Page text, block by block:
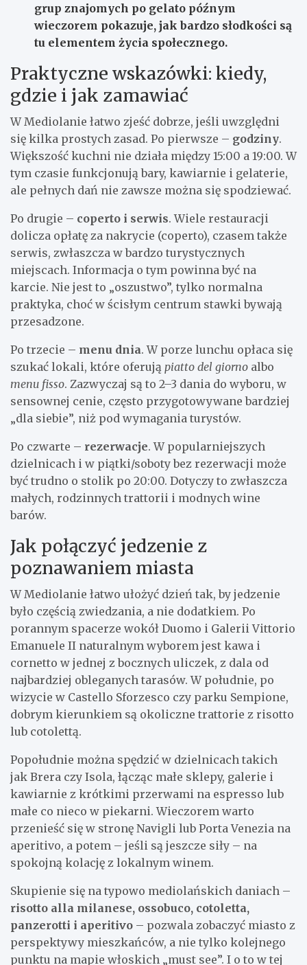
grup znajomych po gelato późnym
wieczorem pokazuje, jak bardzo słodkości są
tu elementem życia społecznego.
Praktyczne wskazówki: kiedy,
gdzie i jak zamawiać
W Mediolanie łatwo zjeść dobrze, jeśli uwzględni
się kilka prostych zasad. Po pierwsze – godziny.
Większość kuchni nie działa między 15:00 a 19:00. W
tym czasie funkcjonują bary, kawiarnie i gelaterie,
ale pełnych dań nie zawsze można się spodziewać.
Po drugie – coperto i serwis. Wiele restauracji
dolicza opłatę za nakrycie (coperto), czasem także
serwis, zwłaszcza w bardzo turystycznych
miejscach. Informacja o tym powinna być na
karcie. Nie jest to „oszustwo”, tylko normalna
praktyka, choć w ścisłym centrum stawki bywają
przesadzone.
Po trzecie – menu dnia. W porze lunchu opłaca się
szukać lokali, które oferują piatto del giorno albo
menu fisso. Zazwyczaj są to 2–3 dania do wyboru, w
sensownej cenie, często przygotowywane bardziej
„dla siebie”, niż pod wymagania turystów.
Po czwarte – rezerwacje. W popularniejszych
dzielnicach i w piątki/soboty bez rezerwacji może
być trudno o stolik po 20:00. Dotyczy to zwłaszcza
małych, rodzinnych trattorii i modnych wine
barów.
Jak połączyć jedzenie z
poznawaniem miasta
W Mediolanie łatwo ułożyć dzień tak, by jedzenie
było częścią zwiedzania, a nie dodatkiem. Po
porannym spacerze wokół Duomo i Galerii Vittorio
Emanuele II naturalnym wyborem jest kawa i
cornetto w jednej z bocznych uliczek, z dala od
najbardziej obleganych tarasów. W południe, po
wizycie w Castello Sforzesco czy parku Sempione,
dobrym kierunkiem są okoliczne trattorie z risotto
lub cotolettą.
Popołudnie można spędzić w dzielnicach takich
jak Brera czy Isola, łącząc małe sklepy, galerie i
kawiarnie z krótkimi przerwami na espresso lub
małe co nieco w piekarni. Wieczorem warto
przenieść się w stronę Navigli lub Porta Venezia na
aperitivo, a potem – jeśli są jeszcze siły – na
spokojną kolację z lokalnym winem.
Skupienie się na typowo mediolańskich daniach –
risotto alla milanese, ossobuco, cotoletta,
panzerotti i aperitivo – pozwala zobaczyć miasto z
perspektywy mieszkańców, a nie tylko kolejnego
punktu na mapie włoskich „must see”. I o to w tej